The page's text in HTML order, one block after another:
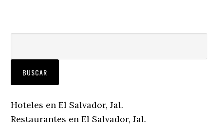
Hoteles en El Salvador, Jal.
Restaurantes en El Salvador, Jal.